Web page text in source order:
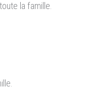
la famille.